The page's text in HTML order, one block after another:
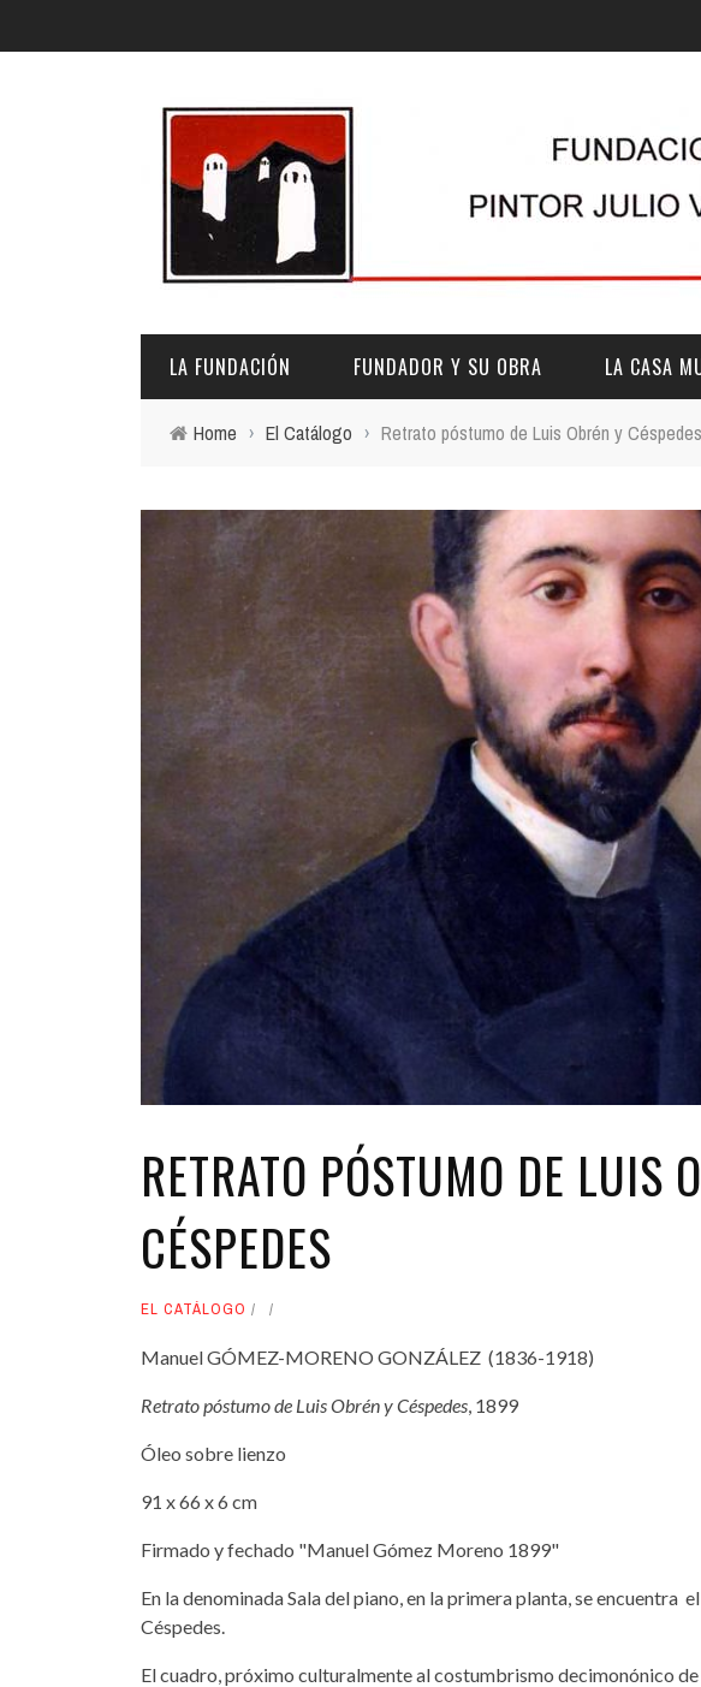
LA FUNDACIÓN
EL PATRONATO: COMPETENCIAS Y COMPOSICIÓN ACTUAL
FUNDADOR Y SU OBRA LA CASA
GALERÍA
FOTOMONTAJES
Home › El Catálogo › Retrato póstumo de Luis Obrén y Céspedes
RETRATO PÓSTUMO DE LUIS
CÉSPEDES
EL CATÁLOGO
Manuel GÓMEZ-MORENO GONZÁLEZ (1836-1918)
Retrato póstumo de Luis Obrén y Céspedes , 1899
Óleo sobre lienzo
91 x 66 x 6 cm
Firmado y fechado "Manuel Gómez Moreno 1899"
En la denominada Sala del piano, en la primera planta, se encuentra
Céspedes.
El cuadro, próximo culturalmente al costumbrismo decimonónico